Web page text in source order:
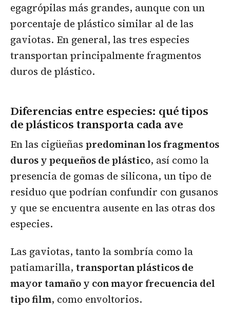
egagrópilas más grandes, aunque con un
porcentaje de plástico similar al de las
gaviotas. En general, las tres especies
transportan principalmente fragmentos
duros de plástico.
Diferencias entre especies: qué tipos
de plásticos transporta cada ave
En las cigüeñas predominan los fragmentos
duros y pequeños de plástico, así como la
presencia de gomas de silicona, un tipo de
residuo que podrían confundir con gusanos
y que se encuentra ausente en las otras dos
especies.
Las gaviotas, tanto la sombría como la
patiamarilla, transportan plásticos de
mayor tamaño y con mayor frecuencia del
tipo film, como envoltorios.